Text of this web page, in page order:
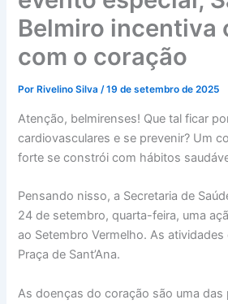
Belmiro incentiva
com o coração
Por Rivelino Silva/19 de setembro de 2025
Atenção, belmirenses! Que tal ficar
cardiovasculares e se prevenir? Um
forte se constrói com hábitos
Pensando nisso, a Secretaria de
24 de setembro, quarta-feira, uma
ao Setembro Vermelho. As
Praça de Sant’Ana.
As doenças do coração são uma das